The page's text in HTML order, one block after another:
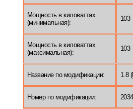
Мощность в киловаттах
(минимальная):
103
Мощность в киловаттах
(максимальная):
103
Название по модификации: 1.8
Номер по модификации: